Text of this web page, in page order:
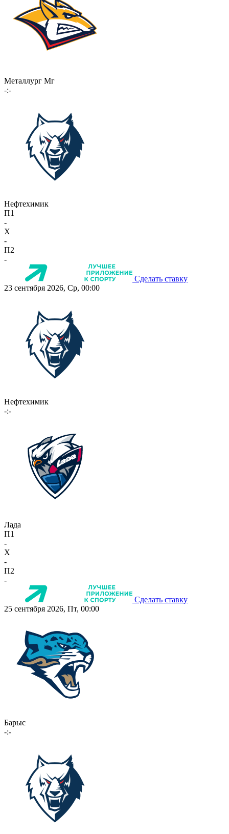
Металлург Мг
-:-
Нефтехимик
П1
-
X
-
П2
-
Сделать ставку
23 сентября 2026, Ср, 00:00
Нефтехимик
-:-
Лада
П1
-
X
-
П2
-
Сделать ставку
25 сентября 2026, Пт, 00:00
Барыс
-:-